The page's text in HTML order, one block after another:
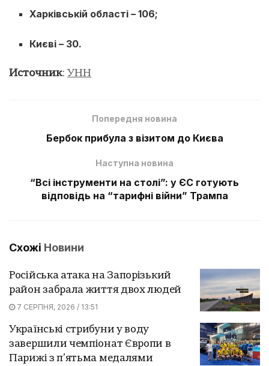
Харківській області – 106;
Києві – 30.
Источник: УНН
Попередня новина
Бербок прибула з візитом до Києва
Наступна новина
“Всі інструменти на столі”: у ЄС готують
відповідь на “тарифні війни” Трампа
Схожі Новини
Російська атака на Запорізький
район забрала життя двох людей
7 СЕРПНЯ, 2026 / 13:51
Українські стрибуни у воду
завершили чемпіонат Європи в
Парижі з п’ятьма медалями